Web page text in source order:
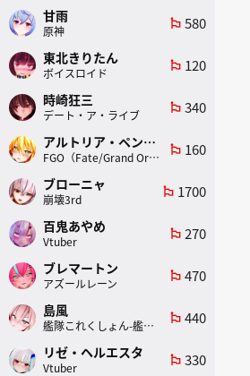
甘雨
原神
emoji_flags 580
東北きりたん
ボイスロイド
emoji_flags 120
時崎狂三
デート・ア・ライブ
emoji_flags 340
アルトリア・ペンドラゴン(ランサー)
FGO（Fate/Grand Order）
emoji_flags 160
ブローニャ
崩壊3rd
emoji_flags 1700
百鬼あやめ
Vtuber
emoji_flags 270
ブレマートン
アズールレーン
emoji_flags 470
島風
艦隊これくしょん-艦これ-
emoji_flags 440
リゼ・ヘルエスタ
Vtuber
emoji_flags 330